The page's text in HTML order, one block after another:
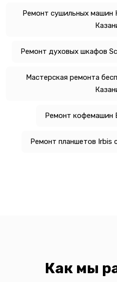
Ремонт сушильных машин
Ремонт духовых шкафов
Мастерская ремонта
Ремонт кофемашин
Ремонт планшетов Irbis
Как мы